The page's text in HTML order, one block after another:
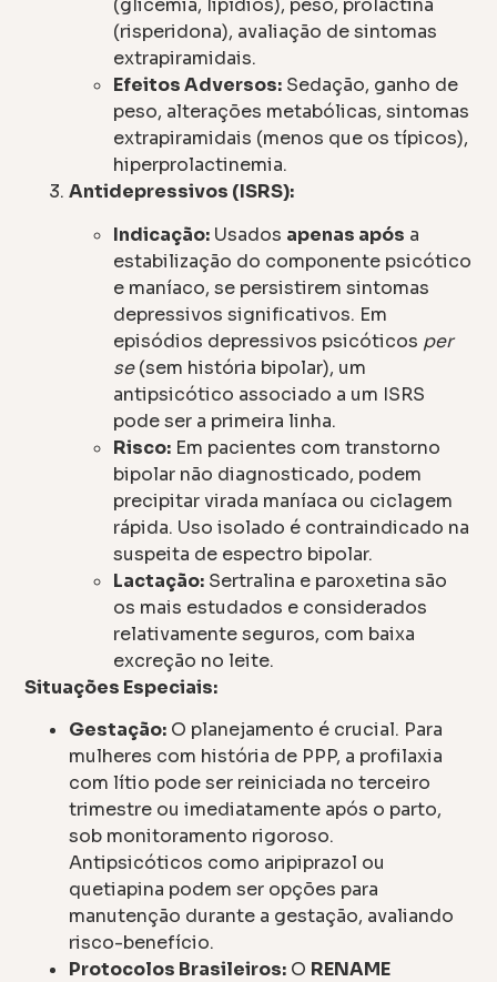
(glicemia, lipídios), peso, prolactina
(risperidona), avaliação de sintomas
extrapiramidais.
Efeitos Adversos: Sedação, ganho de
peso, alterações metabólicas, sintomas
extrapiramidais (menos que os típicos),
hiperprolactinemia.
Antidepressivos (ISRS):
Indicação: Usados apenas após a
estabilização do componente psicótico
e maníaco, se persistirem sintomas
depressivos significativos. Em
episódios depressivos psicóticos per
se(sem história bipolar), um
antipsicótico associado a um ISRS
pode ser a primeira linha.
Risco: Em pacientes com transtorno
bipolar não diagnosticado, podem
precipitar virada maníaca ou ciclagem
rápida. Uso isolado é contraindicado na
suspeita de espectro bipolar.
Lactação: Sertralina e paroxetina são
os mais estudados e considerados
relativamente seguros, com baixa
excreção no leite.
Situações Especiais:
Gestação: O planejamento é crucial. Para
mulheres com história de PPP, a profilaxia
com lítio pode ser reiniciada no terceiro
trimestre ou imediatamente após o parto,
sob monitoramento rigoroso.
Antipsicóticos como aripiprazol ou
quetiapina podem ser opções para
manutenção durante a gestação, avaliando
risco-benefício.
Protocolos Brasileiros: O RENAME